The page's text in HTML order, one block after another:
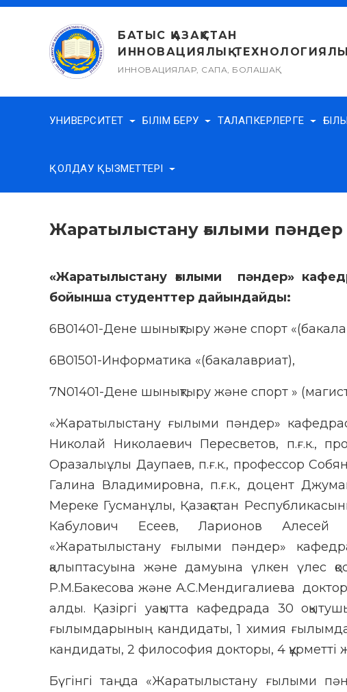
Skip
БАТЫС ҚАЗАҚСТАН
ИННОВАЦИЯЛЫҚ-
ИННОВАЦИЯЛАР, САПА, БОЛАШАҚ
УНИВЕРСИТЕТ БІЛІМ БЕРУ ТАЛАПКЕРЛЕРГЕ
ҚОЛДАУ ҚЫЗМЕТТЕРІ
Жаратылыстану ғылыми пәндер
«Жаратылыстану ғылыми пәндер»
бойынша студенттер дайындайды:
6В01401-Дене шынықтыру және спорт
6В01501-Информатика «(бакалавриат),
7N01401-Дене шынықтыру және спорт »
«Жаратылыстану ғылыми пәндер»
Николай Николаевич Пересветов, п.ғ.к.,
Оразалыұлы Даупаев, п.ғ.к., профессор
Галина Владимировна, п.ғ.к., доцент
Мереке Гусманұлы, Қазақстан
Кабулович Есеев, Ларионов Алесей
«Жаратылыстану ғылыми пәндер»
қалыптасуына және дамуына үлкен үлес
Р.М.Бакесова және А.С.Мендигалиева
алды. Қазіргі уақытта кафедрада 30
ғылымдарының кандидаты, 1 химия
кандидаты, 2 философия докторы, 4 құрметті
Бүгінгі таңда «Жаратылыстану ғылыми